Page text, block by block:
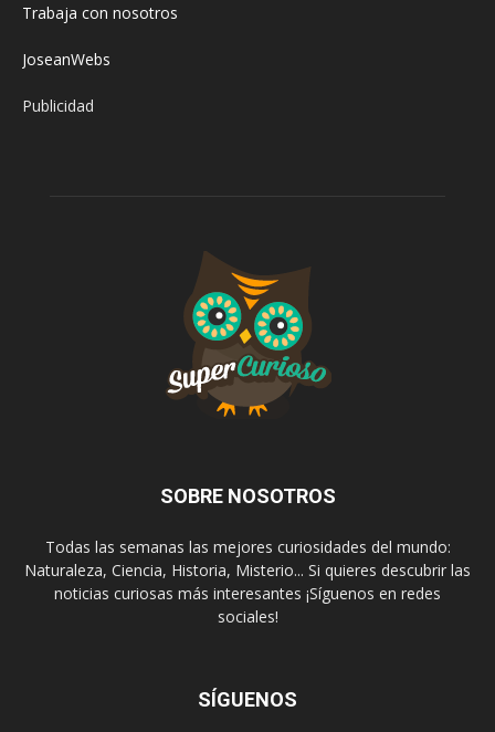
Trabaja con nosotros
JoseanWebs
Publicidad
SOBRE NOSOTROS
Todas las semanas las mejores curiosidades del mundo:
Naturaleza, Ciencia, Historia, Misterio... Si quieres descubrir las
noticias curiosas más interesantes ¡Síguenos en redes
sociales!
SÍGUENOS